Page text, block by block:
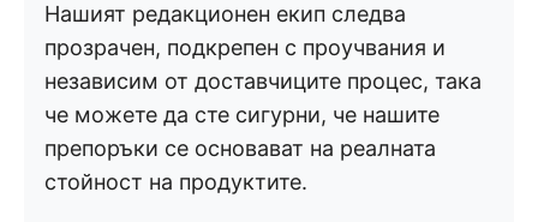
Нашият редакционен екип следва
прозрачен, подкрепен с проучвания и
независим от доставчиците процес, така
че можете да сте сигурни, че нашите
препоръки се основават на реалната
стойност на продуктите.